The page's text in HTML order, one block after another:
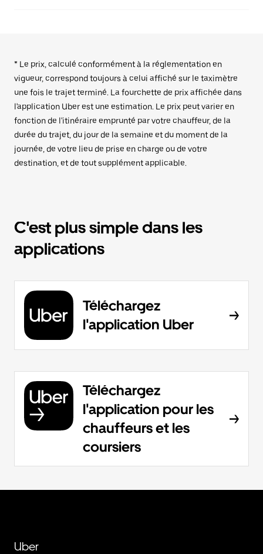
* Le prix, calculé conformément à la réglementation en
vigueur, correspond toujours à celui affiché sur le taximètre
une fois le trajet terminé. La fourchette de prix affichée dans
l'application Uber est une estimation. Le prix peut varier en
fonction de l'itinéraire emprunté par votre chauffeur, de la
durée du trajet, du jour de la semaine et du moment de la
journée, de votre lieu de prise en charge ou de votre
destination, et de tout supplément applicable.
C'est plus simple dans les
applications
Téléchargez
l'application Uber
Téléchargez
l'application pour les
chauffeurs et les
coursiers
Uber